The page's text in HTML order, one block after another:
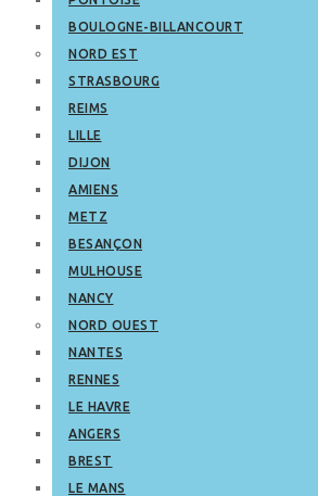
BOULOGNE-BILLANCOURT
NORD EST
STRASBOURG
REIMS
LILLE
DIJON
AMIENS
METZ
BESANÇON
MULHOUSE
NANCY
NORD OUEST
NANTES
RENNES
LE HAVRE
ANGERS
BREST
LE MANS